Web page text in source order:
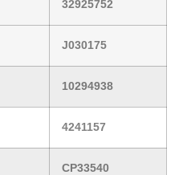
32925752
J030175
10294938
4241157
CP33540